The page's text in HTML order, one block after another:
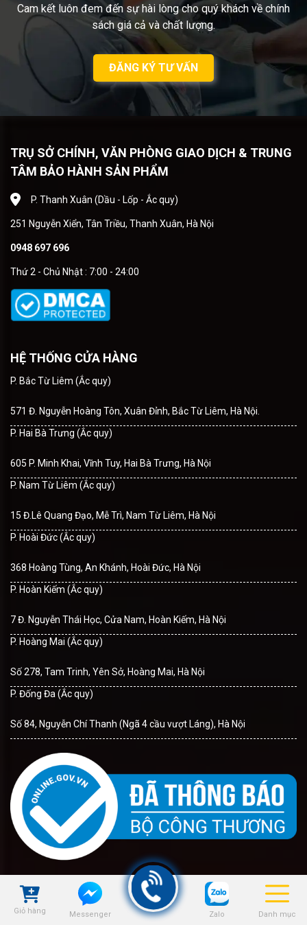
Giỏ hàng Messenger Zalo Danh mục
Cam kết luôn đem đến sự hài lòng cho quý khách về chính
sách giá cả và chất lượng.
ĐĂNG KÝ TƯ VẤN
TRỤ SỞ CHÍNH, VĂN PHÒNG GIAO DỊCH & TRUNG
TÂM BẢO HÀNH SẢN PHẨM
P. Thanh Xuân (Dầu - Lốp - Ắc quy)
251 Nguyễn Xiển, Tân Triều, Thanh Xuân, Hà Nội
0948 697 696
Thứ 2 - Chủ Nhật : 7:00 - 24:00
HỆ THỐNG CỬA HÀNG
P. Bắc Từ Liêm (Ắc quy)
571 Đ. Nguyễn Hoàng Tôn, Xuân Đỉnh, Bắc Từ Liêm, Hà Nội.
P. Hai Bà Trưng (Ắc quy)
605 P. Minh Khai, Vĩnh Tuy, Hai Bà Trưng, Hà Nội
P. Nam Từ Liêm (Ắc quy)
15 Đ.Lê Quang Đạo, Mễ Trì, Nam Từ Liêm, Hà Nội
P. Hoài Đức (Ắc quy)
368 Hoàng Tùng, An Khánh, Hoài Đức, Hà Nội
P. Hoàn Kiếm (Ắc quy)
7 Đ. Nguyễn Thái Học, Cửa Nam, Hoàn Kiếm, Hà Nội
P. Hoàng Mai (Ắc quy)
Số 278, Tam Trinh, Yên Sở, Hoàng Mai, Hà Nội
P. Đống Đa (Ắc quy)
Số 84, Nguyễn Chí Thanh (Ngã 4 cầu vượt Láng), Hà Nội
ẮC QUY Ô TÔ
ẮC QUY ĐỒNG NAI